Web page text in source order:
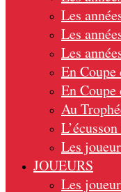
Les
Les
Les
En Coupe
En
Au
Les
JOUEURS
Les